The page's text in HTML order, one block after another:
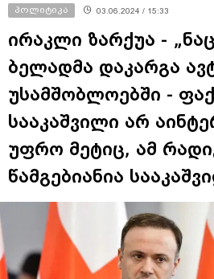
პოლიტიკა 03.06.2024 / 15:33
ირაკლი ზარქუა -
ბელადმა დაკარგა
უსამშობლოებში -
სააკაშვილი არ
უფრო მეტიც, ამ
წამგებიანია